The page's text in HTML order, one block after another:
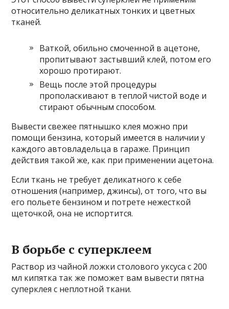
относительно деликатных тонких и цветных
тканей.
Ваткой, обильно смоченной в ацетоне,
пропитывают застывший клей, потом его
хорошо протирают.
Вещь после этой процедуры
прополаскивают в теплой чистой воде и
стирают обычным способом.
Вывести свежее пятнышко клея можно при
помощи бензина, который имеется в наличии у
каждого автовладельца в гараже. Принцип
действия такой же, как при применении ацетона.
Если ткань не требует деликатного к себе
отношения (например, джинсы), от того, что вы
его польете бензином и потрете нежесткой
щеточкой, она не испортится.
В борьбе с суперклеем
Раствор из чайной ложки столового уксуса с 200
мл кипятка так же поможет вам вывести пятна
суперклея с неплотной ткани.